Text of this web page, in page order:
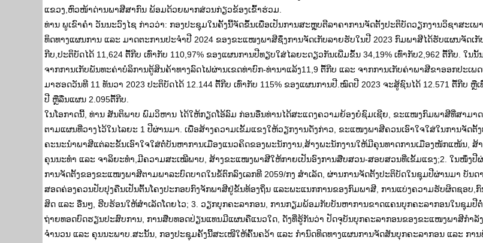
ແຂວງ,ຫົວໜ້າດ່ານພາສີສາກົນ ພ້ອມດ້ວຍພາກສ່ວນກ່ຽວຂ້ອງເຂົ້າຮ່ວມ.
ທ່ານ ພູເຂົາຄຳ ວັນນະວົງໄຊ ກ່າວວ່າ: ກອງປະຊຸມໃນຄັ້ງນີ້ຈັດຂຶ້ນເພື່ອເປັນການສະຫຼຸບຕີລາຄາການຈັດຕັ້ງປະຕິບັດວຽກງານວິຊາສະເພ
ທິດທາງແຜນການ ແລະ ມາດຕະການປະຈຳປີ 2024 ຂອງຂະແໜງພາສີຊຶ່ງການຈັດເກັບລາຍຮັບໃນປີ 2023 ກົມພາສີໄດ້ຮັບແຜນຈັດເກັ
ກີບ,ປະຕິບັດໄດ້ 11,624 ຕື້ກີບ ເທົ່າກັບ 110,97% ຂອງແຜນການປີທຽບໃສ່ໄລຍະດຽວກັນເພີ່ມຂຶ້ນ 34,19% ເທົ່າກັບ2,962 ຕື້ກີບ. ໃນ
ຈາກການເກັບພັນທະຄ່າບໍລິການຕູ້ສິນຄ້າທາງລົດໄຟຜ່ານເຂດທ່າບົກ-ທ່ານາແລ້ງ11,9 ຕື້ກີບ ແລະ ຈາກການເກັບຄ່າພາສີຂາອອກປະເພດ
ມາຮອດວັນທີ 11 ທັນວາ 2023 ປະຕິບັດໄດ້ 12.144 ຕື້ກີບ ເທົ່າກັບ 115% ຂອງແຜນການປີ.ໝົດປີ 2023 ຈະສູ້ຊົນໄດ້ 12.571 ຕື້ກີບ ຫຼື
ປີ ຫຼືລື່ນແຜນ 2.095ຕື້ກີບ.
ໃນໂອກາດນີ້, ທ່ານ ສັນຕິພາບ ພົມວິຫານ ໄດ້ໃຫ້ກຽດໂອ້ລົມ ກ່ອນອື່ນທ່ານໄດ້ສະແດງຄວາມຍ້ອງຍໍຊົມເຊີຍ, ຂະແໜງກົມພາສີທີ່ສາມາ
ຕາມແຜນທີ່ວາງໄວ້ໃນໄລຍະ 1 ປີຜ່ານມາ. ເພື່ອສ້າງຄວາມເຂັ້ມແຂງໃຫ້ວຽກງານດັ່ງກ່າວ, ຂະແໜງພາສີຄວນເອົາໃຈໃສ່ໃນການຈັດຕັ້
ຄະນະນໍາພາສີແຕ່ລະຂັ້ນເອົາໃຈໃສ່ຕໍ່ບັນຫາການເມືອງແນວຄິດຂອງພະນັກງານ,ສ້າງພະນັກງານໃຫ້ມີຄຸນທາດການເມືອງໜັກແໜ້ນ, ສ້
ຄຸນນະທຳ ແລະ ຈາລິຍະທຳ,ມີຄວາມສະເໝີພາບ, ສ້າງຂະແໜງພາສີໃຫ້ກາຍເປັນອົງການສືບສວນ-ສອບສວນທີ່ເຂັ້ມແຂງ;2. ໃນໜຶ່ງປີ
ການຈັດຕັ້ງຂອງຂະແໜງພາສີຕາມພາລະບົດບາດໃນຂໍ້ຕົກລົງເລກທີ 2059/ກງ ສຳເລັດ, ຜ່ານການຈັດຕັ້ງປະຕິບັດໃນຊຸມປີຜ່ານມາ ບັນດ
ສອດຄ່ອງຄວນປັບປຸງຄືນເປັນຕົ້ນໂຄງປະກອບກົງຈັກພາສີຢູ່ຂັ້ນທ້ອງຖິ່ນ ແລະພະແນກການຂອງກົມພາສີ, ການແບ່ງຄວາມຮັບຜິດຊອບ,ກົ
ສິດ ແລະ ອື່ນໆ, ຮີບຮ້ອນໃຫ້ສໍາເລັດໂດຍໄວ; 3. ວຽກບຸກຄະລາກອນ, ການກຽມພ້ອມກັບບັນຫາການຂາດແຄນບຸກຄະລາກອນໃນຊຸມ
ຖ່າຍທອດບົດຮຽນປະສົບການ, ການສືບທອດປ່ຽນແທນມີແຜນຄືແນວໃດ, ດັ່ງທີ່ຮູ້ກັນວ່າ ປັດຈຸບັນບຸກຄະລາກອນຂອງຂະແໜງພາສີກຳລັ
ຈຳນວນ ແລະ ຄຸນນະພາບ.ສະນັ້ນ, ກອງປະຊຸມຄັ້ງນີ້ສະເໜີໃຫ້ຄົ້ນຄວ້າ ແລະ ກໍານົດທິດທາງແຜນການຈັດສັນບຸກຄະລາກອນ ແລະ ກາ